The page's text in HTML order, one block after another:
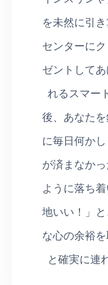
を未然に引
センターに
ゼントして
れるスマー
後、あなた
に毎日何か
が済まなか
ように落ち
地いい！」
な心の余裕
と確実に連